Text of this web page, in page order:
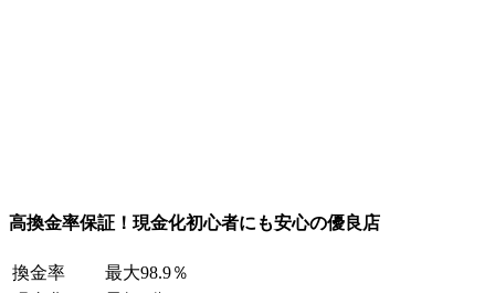
高換金率保証！現金化初心者にも安心の優良店
換金率
最大98.9％